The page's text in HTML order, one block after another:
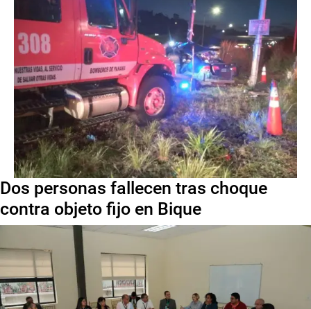
Dos personas fallecen tras choque
contra objeto fijo en Bique